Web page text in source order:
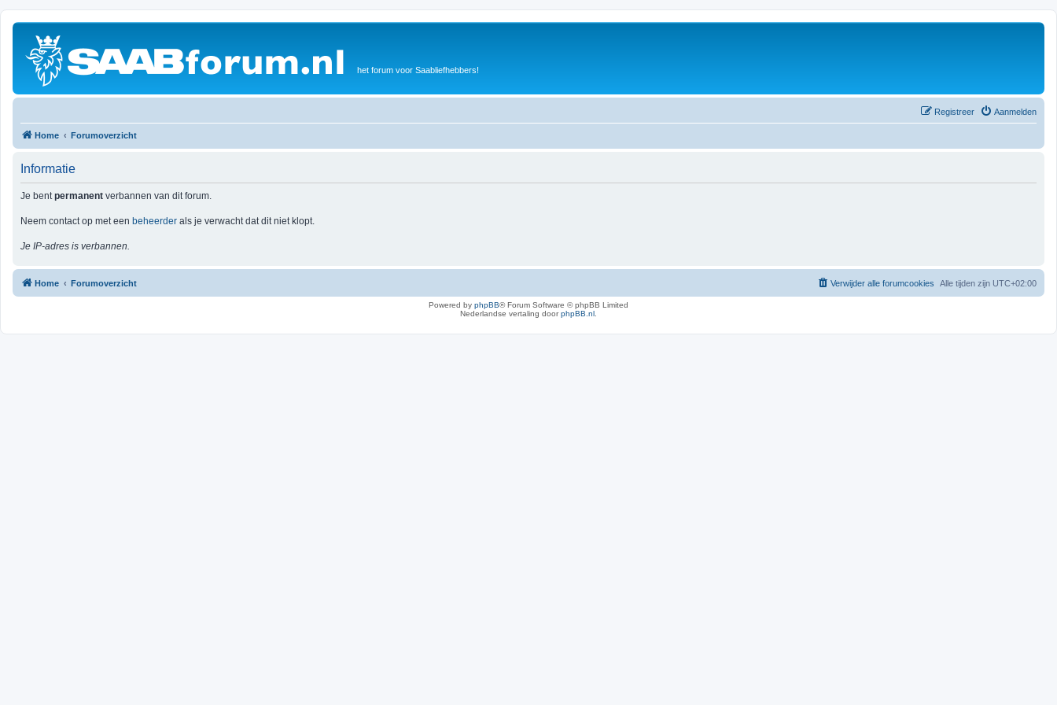
het forum voor Saabliefhebbers!
Aanmelden
Registreer
Home Forumoverzicht
Informatie
Je bentpermanent verbannen van dit forum.
Neem contact op met een beheerder als je verwacht dat dit niet klopt.
Je IP-adres is verbannen.
Home Forumoverzicht Alle tijden zijn UTC+02:00
Verwijder alle forumcookies
Powered by phpBB® Forum Software © phpBB Limited
Nederlandse vertaling doorphpBB.nl